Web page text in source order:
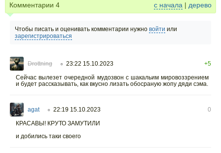
Комментарии 4 с начала | дерево
Чтобы писать и оценивать комментарии нужно войти или
зарегистрироваться
Drottning ○ 23:22 15.10.2023
+5
Сейчас вылезет очередной мудозвон с шакальим мировоззрением
и будет рассказывать, как вкусно лизать обосраную жопу дяди сэма.
agat ○ 22:19 15.10.2023
0
КРАСАВЫ! КРУТО ЗАМУТИЛИ
и добились таки своего